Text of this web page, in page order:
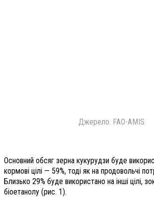
Джерело. FAO-AMIS
Основний обсяг зерна кукурудзи буде
кормові цілі — 59%, тоді як на продовольчі
Близько 29% буде використано на інші цілі,
біоетанолу (рис. 1).